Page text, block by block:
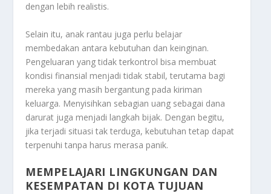
dengan lebih realistis.
Selain itu, anak rantau juga perlu belajar
membedakan antara kebutuhan dan keinginan.
Pengeluaran yang tidak terkontrol bisa membuat
kondisi finansial menjadi tidak stabil, terutama bagi
mereka yang masih bergantung pada kiriman
keluarga. Menyisihkan sebagian uang sebagai dana
darurat juga menjadi langkah bijak. Dengan begitu,
jika terjadi situasi tak terduga, kebutuhan tetap dapat
terpenuhi tanpa harus merasa panik.
MEMPELAJARI LINGKUNGAN DAN
KESEMPATAN DI KOTA TUJUAN